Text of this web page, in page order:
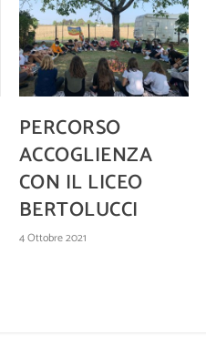
PERCORSO
ACCOGLIENZA
CON IL LICEO
BERTOLUCCI
4 Ottobre 2021